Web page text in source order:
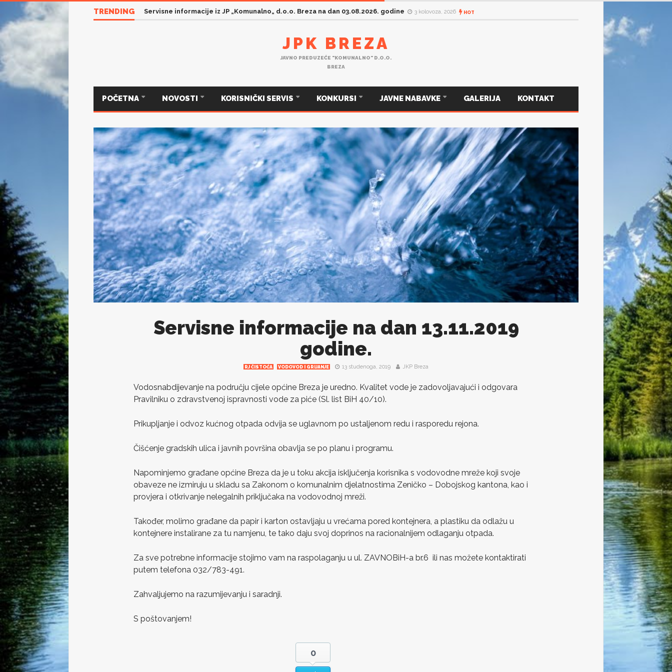
TRENDING Servisne informacije iz JP „Komunalno„ d.o.o. Breza na dan 03.08.2026. godine 3 kolovoza, 2026 HOT
JPK BREZA
JAVNO PREDUZEĆE "KOMUNALNO" D.O.O.
BREZA
POČETNA NOVOSTI KORISNIČKI SERVIS KONKURSI JAVNE NABAVKE GALERIJA KONTAKT
Servisne informacije na dan 13.11.2019
godine.
RJ ČISTOĆA VODOVOD I GRIJANJE 13 studenoga, 2019 JKP Breza
Vodosnabdijevanje na području cijele općine Breza je uredno. Kvalitet vode je zadovoljavajući i odgovara
Pravilniku o zdravstvenoj ispravnosti vode za piće (Sl. list BiH 40/10).
Prikupljanje i odvoz kućnog otpada odvija se uglavnom po ustaljenom redu i rasporedu rejona.
Čišćenje gradskih ulica i javnih površina obavlja se po planu i programu.
Napominjemo građane općine Breza da je u toku akcija isključenja korisnika s vodovodne mreže koji svoje
obaveze ne izmiruju u skladu sa Zakonom o komunalnim djelatnostima Zeničko – Dobojskog kantona, kao i
provjera i otkrivanje nelegalnih priključaka na vodovodnoj mreži.
Također, molimo građane da papir i karton ostavljaju u vrećama pored kontejnera, a plastiku da odlažu u
kontejnere instalirane za tu namjenu, te tako daju svoj doprinos na racionalnijem odlaganju otpada.
Za sve potrebne informacije stojimo vam na raspolaganju u ul. ZAVNOBiH-a br.6 ili nas možete kontaktirati
putem telefona 032/783-491.
Zahvaljujemo na razumijevanju i saradnji.
S poštovanjem!
0